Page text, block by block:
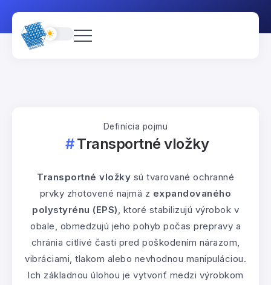
Definícia pojmu
Transportné vložky
Transportné vložky sú tvarované ochranné
prvky zhotovené najmä z expandovaného
polystyrénu (EPS), ktoré stabilizujú výrobok v
obale, obmedzujú jeho pohyb počas prepravy a
chránia citlivé časti pred poškodením nárazom,
vibráciami, tlakom alebo nevhodnou manipuláciou.
Ich základnou úlohou je vytvoriť medzi výrobkom